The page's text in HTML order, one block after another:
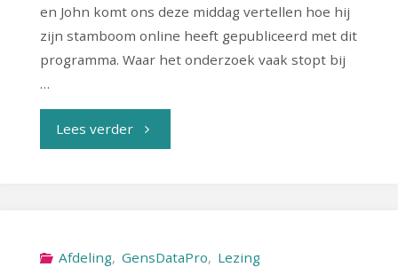
en John komt ons deze middag vertellen hoe hij
zijn stamboom online heeft gepubliceerd met dit
programma. Waar het onderzoek vaak stopt bij
…
Lees verder"Uw
Afdeling, GensDataPro, Lezing